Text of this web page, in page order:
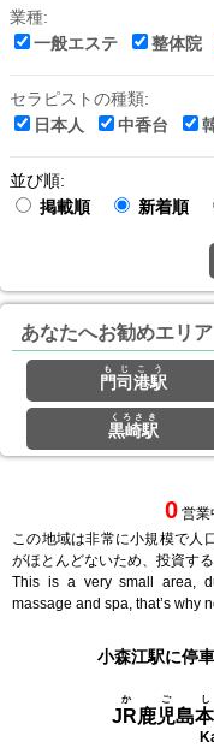
業種:
一般エステ
整体院
セラピストの種類:
日本人
中香台
並び順:
掲載順
新着順
あなたへお勧めエリア
門司港駅
もじこう
黒崎駅
くろさき
0 営業
この地域は非常に小規模で人
がほとんどないため、投資す
This is a very small area,
massage and spa, that’s why
小森江駅に停
JR鹿児島
かご